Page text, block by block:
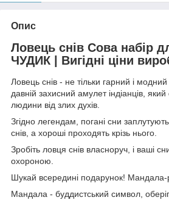
Опис
Ловець снів Сова набір
ЧУДИК | Вигідні ціни
Ловець снів - не тільки гарний і
давній захисний амулет індіанців,
людини від злих духів.
Згідно легендам, погані сни
снів, а хороші проходять крізь нього.
Зробіть ловця снів власноруч, і ваші
охороною.
Шукай всередині подарунок! Мандала-
Мандала - буддистський символ,